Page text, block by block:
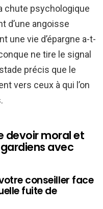
chute psychologique
d’une angoisse
une vie d’épargne a-t-
ne tire le signal
précis que le
vers ceux à qui l’on
devoir moral et
avec
conseiller face
fuite de